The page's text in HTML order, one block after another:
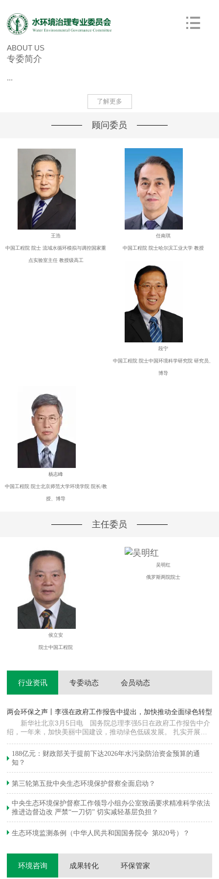
ABOUT US
专委简介
...
了解更多
顾问委员
王浩
中国工程院 院士 流域水循环模拟与调控国家重
点实验室主任 教授级高工
任南琪
中国工程院 院士哈尔滨工业大学 教授
段宁
中国工程院 院士中国环境科学研究院 研究员、
博导
杨志峰
中国工程院 院士北京师范大学环境学院 院长/教
授、博导
主任委员
侯立安
院士中国工程院
吴明红
俄罗斯两院院士
行业资讯 专委动态 会员动态
两会环保之声丨李强在政府工作报告中提出，加快推动全面绿色转型
新华社北京3月5日电 国务院总理李强5日在政府工作报告中介
绍，一年来，加快美丽中国建设，推动绿色低碳发展。 扎实开展大
浓度下降…
188亿元：财政部关于提前下达2026年水污染防治资金预算的通
知？
第三轮第五批中央生态环境保护督察全面启动？
中央生态环境保护督察工作领导小组办公室致函要求精准科学依法
推进边督边改 严禁“一刀切” 切实减轻基层负担？
生态环境监测条例（中华人民共和国国务院令 第820号）？
环境咨询 成果转化 环保管家